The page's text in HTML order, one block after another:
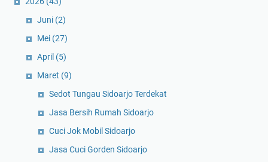
Juni (2)
Mei (27)
April (5)
Maret (9)
Sedot Tungau Sidoarjo Terdekat
Jasa Bersih Rumah Sidoarjo
Cuci Jok Mobil Sidoarjo
Jasa Cuci Gorden Sidoarjo